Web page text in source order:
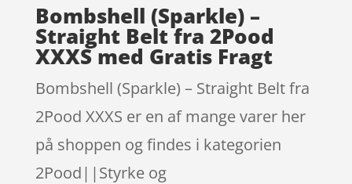
Bombshell (Sparkle) –
Straight Belt fra 2Pood
XXXS med Gratis Fragt
Bombshell (Sparkle) – Straight Belt fra
2Pood XXXS er en af mange varer her
på shoppen og findes i kategorien
2Pood||Styrke og